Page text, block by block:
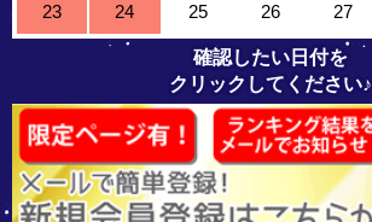
23 24 25 26 27
確認したい日付を
クリックしてください♪